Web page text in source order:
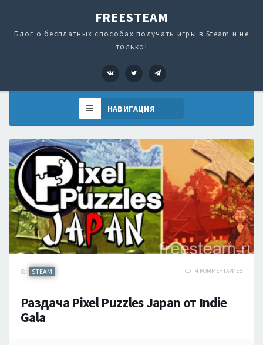
FREESTEAM
Блог о бесплатных способах получать игры в Steam и не
только!
VK Twitter
STEAM 4 КОММЕНТАРИЕВ
Раздача Pixel Puzzles Japan от Indie
Gala